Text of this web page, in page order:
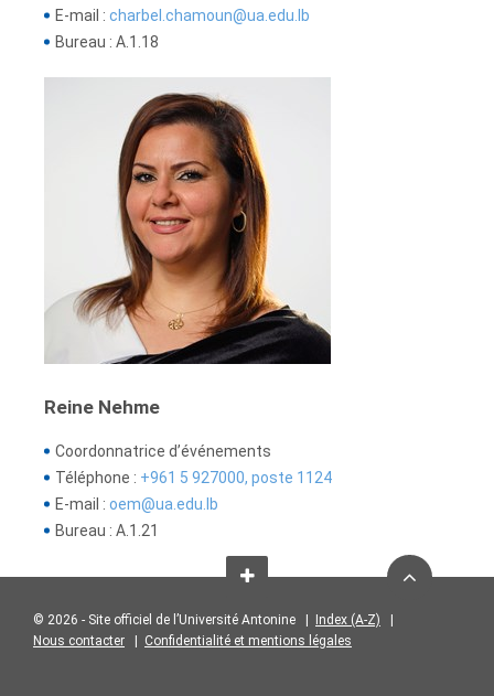
E-mail : charbel.chamoun@ua.edu.lb
Bureau : A.1.18
Reine Nehme
Coordonnatrice d’événements
Téléphone : +961 5 927000, poste 1124
E-mail : oem@ua.edu.lb
Bureau : A.1.21
© 2026 - Site officiel de l’Université Antonine | Index (A-Z)
Nous contacter
Confidentialité et mentions légales